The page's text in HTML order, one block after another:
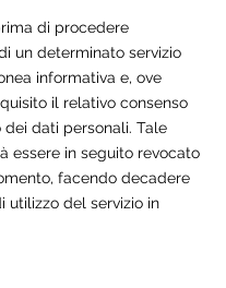
di procedere
un determinato servizio
informativa e, ove
il relativo consenso
dati personali. Tale
essere in seguito revocato
facendo decadere
utilizzo del servizio in